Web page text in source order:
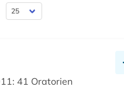
41 Oratorien